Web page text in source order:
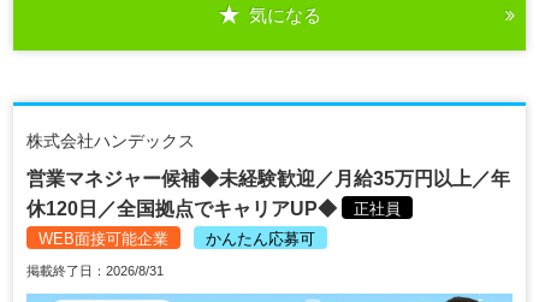
気になる
株式会社ハンデックス
営業マネジャー候補◆未経験歓迎／月給35万円以上／年
休120日／全国拠点でキャリアUP◆
正社員
WEB面接可能企業
かんたん応募可
掲載終了日：2026/8/31